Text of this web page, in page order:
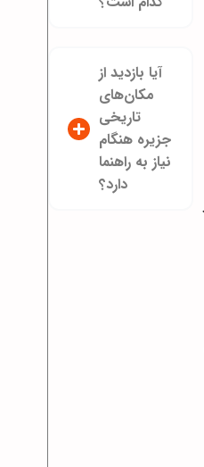
آیا بازدید از
مکان‌های
تاریخی
جزیره هنگام
نیاز به راهنما
دارد؟